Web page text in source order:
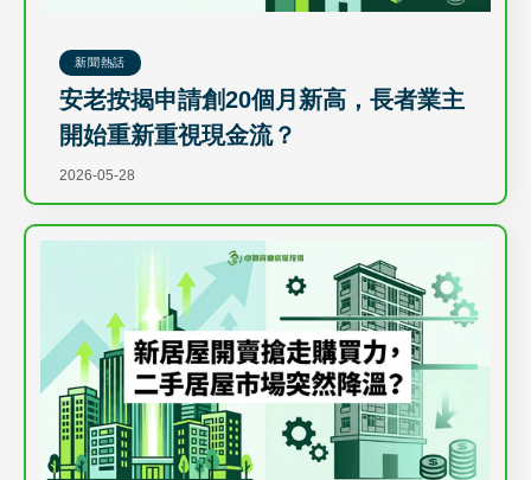
新聞熱話
安老按揭申請創20個月新高，長者業主
開始重新重視現金流？
2026-05-28